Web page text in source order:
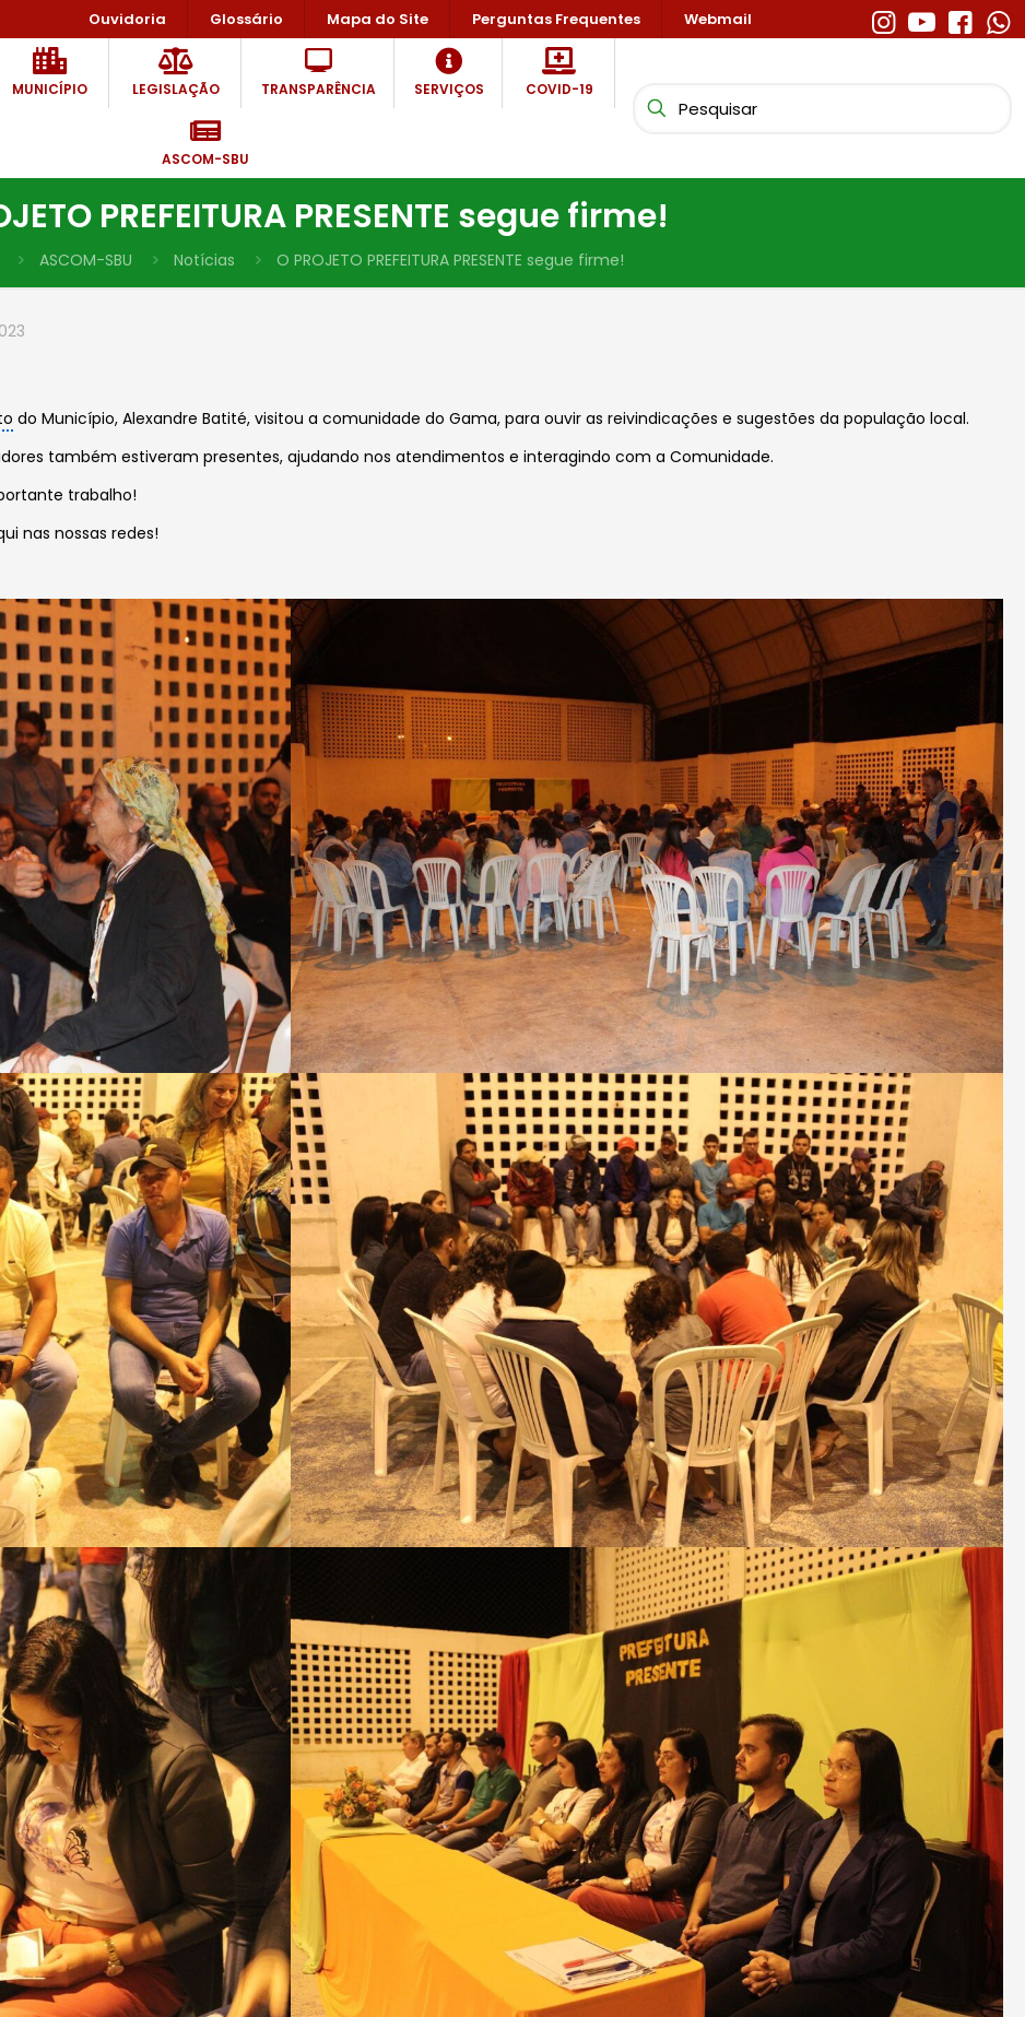
Ouvidoria Glossário Mapa do Site Perguntas Frequentes Webmail
MUNICÍPIO LEGISLAÇÃO TRANSPARÊNCIA SERVIÇOS COVID-19
ASCOM-SBU
PREFEITURA PRESENTE segue firme!
ASCOM-SBU Notícias O PROJETO PREFEITURA PRESENTE segue firme!
do Município, Alexandre Batité, visitou a comunidade do Gama, para ouvir as reivindicações e sugestões da população local.
também estiveram presentes, ajudando nos atendimentos e interagindo com a Comunidade.
trabalho!
nas nossas redes!